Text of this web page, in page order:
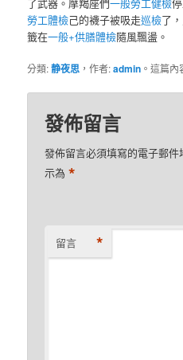
勞工體檢己的襪子被吸走巡檢了
籤在一般+供膳體檢隨風飄盪。
分類:静夜思 ，作者:admin 。這篇內
發佈留言
發佈留言必須填寫的電子郵件
示為*
留言 *